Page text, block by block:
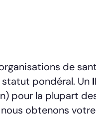
de
pondéral. Un
pour la plupart
obtenons